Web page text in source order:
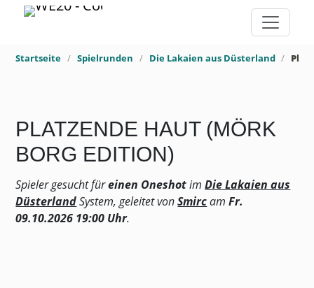
Startseite Spielrunden Die Lakaien aus Düsterland
PLATZENDE HAUT (MÖRK
BORG EDITION)
Spieler gesucht füreinen OneshotimDie Lakaien aus
DüsterlandSystem, geleitet vonSmircamFr.
09.10.2026 19:00 Uhr.